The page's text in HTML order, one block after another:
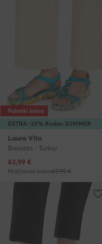
EXTRA -35% Kodas: SUMMER
Palanki kaina
Laura Vita
Basutės · Turkio
Dabartinė kaina
63,99 €
Mažiausia kaina67,99 €